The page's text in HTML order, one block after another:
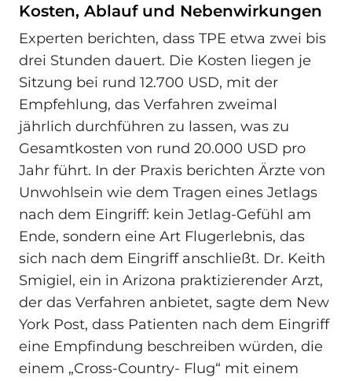
Kosten, Ablauf und Nebenwirkungen
Experten berichten, dass TPE etwa zwei bis
drei Stunden dauert. Die Kosten liegen je
Sitzung bei rund 12.700 USD, mit der
Empfehlung, das Verfahren zweimal
jährlich durchführen zu lassen, was zu
Gesamtkosten von rund 20.000 USD pro
Jahr führt. In der Praxis berichten Ärzte von
Unwohlsein wie dem Tragen eines Jetlags
nach dem Eingriff: kein Jetlag-Gefühl am
Ende, sondern eine Art Flugerlebnis, das
sich nach dem Eingriff anschließt. Dr. Keith
Smigiel, ein in Arizona praktizierender Arzt,
der das Verfahren anbietet, sagte dem New
York Post, dass Patienten nach dem Eingriff
eine Empfindung beschreiben würden, die
einem „Cross-Country- Flug“ mit einem